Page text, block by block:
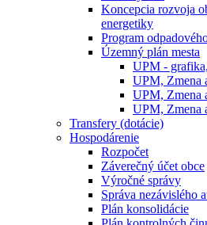
Koncepcia rozvoja
energetiky
Program
Územný plán mesta
UPM -
UPM, Zmena
UPM, Zmena
UPM, Zmena
Transfery (dotácie)
Hospodárenie
Rozpočet
Záverečný účet obce
Výročné správy
Správa nezávislého
Plán konsolidácie